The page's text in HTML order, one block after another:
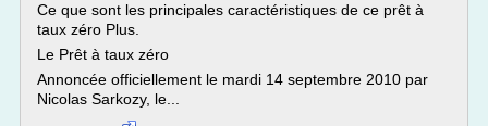
Ce que sont les principales caractéristiques de ce prêt à
taux zéro Plus.
Le Prêt à taux zéro
Annoncée officiellement le mardi 14 septembre 2010 par
Nicolas Sarkozy, le...